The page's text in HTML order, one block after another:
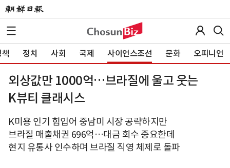
정치 사회 국제 사이언스조선 문화 오피니언
외상값만 1000억…브라질에 울고 웃는
K뷰티 클래시스
K미용 인기 힘입어 중남미 시장 공략하지만
브라질 매출채권 696억…대금 회수 중요한데
현지 유통사 인수하며 브라질 직영 체제로 돌파